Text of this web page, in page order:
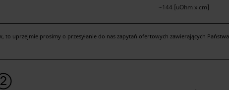
~144 [uOhm x cm]
uprzejmie prosimy o przesyłanie do nas zapytań ofertowych zawierających Państwa